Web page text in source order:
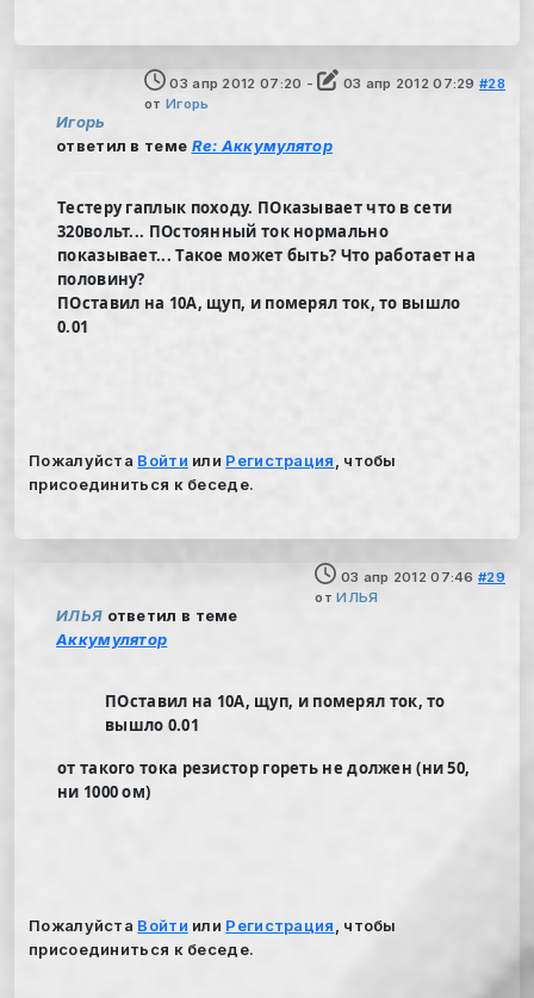
03 апр 2012 07:20 - 03 апр 2012 07:29 #28
от Игорь
Игорь
ответил в теме Re: Аккумулятор
Тестеру гаплык походу. ПОказывает что в сети
320вольт... ПОстоянный ток нормально
показывает... Такое может быть? Что работает на
половину?
ПОставил на 10А, щуп, и померял ток, то вышло
0.01
Пожалуйста Войти или Регистрация
, чтобы
присоединиться к беседе.
03 апр 2012 07:46 #29
отИЛЬЯ
ИЛЬЯ ответил в теме
Аккумулятор
ПОставил на 10А, щуп, и померял ток, то
вышло 0.01
от такого тока резистор гореть не должен (ни 50,
ни 1000 ом)
Пожалуйста Войти или Регистрация
, чтобы
присоединиться к беседе.